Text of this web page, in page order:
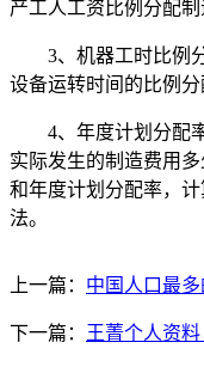
产工人工资比例分配制
3、机器工时比例分
设备运转时间的比例分
4、年度计划分配率
实际发生的制造费用
和年度计划分配率，
法。
上一篇： 中国人口最
下一篇： 王菁个人资